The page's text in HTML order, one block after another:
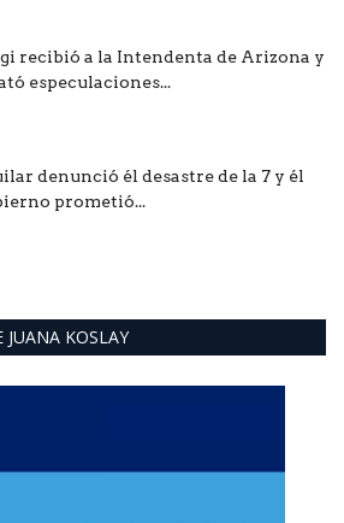
recibió a la Intendenta de Arizona y
especulaciones...
denunció él desastre de la 7 y él
prometió...
KOSLAY